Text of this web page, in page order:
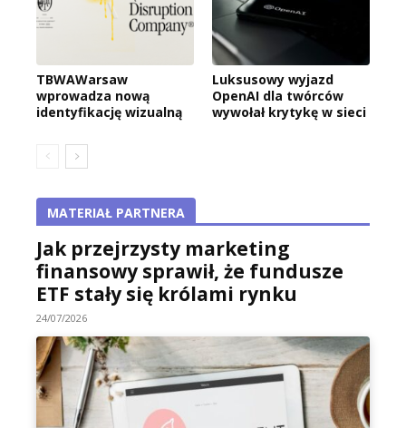
TBWAWarsaw
wprowadza nową
identyfikację wizualną
Luksusowy wyjazd
OpenAI dla twórców
wywołał krytykę w sieci
MATERIAŁ PARTNERA
Jak przejrzysty marketing
finansowy sprawił, że fundusze
ETF stały się królami rynku
24/07/2026